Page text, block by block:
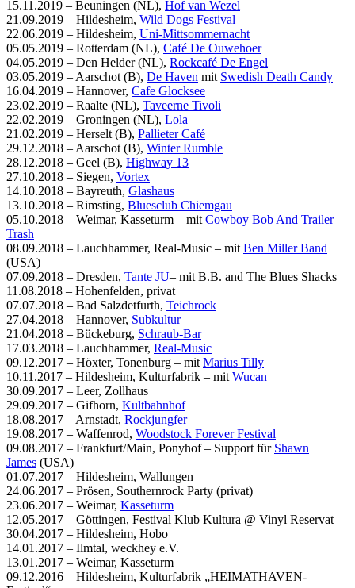
15.11.2019 – Beuningen (NL), Hof van Wezel
21.09.2019 – Hildesheim, Wild Dogs Festival
22.06.2019 – Hildesheim, Uni-Mittsommernacht
05.05.2019 – Rotterdam (NL), Café De Ouwehoer
04.05.2019 – Den Helder (NL), Rockcafé De Engel
03.05.2019 – Aarschot (B), De Haven mit Swedish Death Candy
16.04.2019 – Hannover, Cafe Glocksee
23.02.2019 – Raalte (NL), Taveerne Tivoli
22.02.2019 – Groningen (NL), Lola
21.02.2019 – Herselt (B), Pallieter Café
29.12.2018 – Aarschot (B), Winter Rumble
28.12.2018 – Geel (B), Highway 13
27.10.2018 – Siegen, Vortex
14.10.2018 – Bayreuth, Glashaus
13.10.2018 – Rimsting, Bluesclub Chiemgau
05.10.2018 – Weimar, Kasseturm – mit Cowboy Bob And Trailer
Trash
08.09.2018 – Lauchhammer, Real-Music – mit Ben Miller Band
(USA)
07.09.2018 – Dresden, Tante JU– mit B.B. and The Blues Shacks
11.08.2018 – Hohenfelden, privat
07.07.2018 – Bad Salzdetfurth, Teichrock
27.04.2018 – Hannover, Subkultur
21.04.2018 – Bückeburg, Schraub-Bar
17.03.2018 – Lauchhammer, Real-Music
09.12.2017 – Höxter, Tonenburg – mit Marius Tilly
10.11.2017 – Hildesheim, Kulturfabrik – mit Wucan
30.09.2017 – Leer, Zollhaus
29.09.2017 – Gifhorn, Kultbahnhof
18.08.2017 – Arnstadt, Rockjungfer
19.08.2017 – Waffenrod, Woodstock Forever Festival
09.08.2017 – Frankfurt/Main, Ponyhof – Support für Shawn
James (USA)
01.07.2017 – Hildesheim, Wallungen
24.06.2017 – Prösen, Southernrock Party (privat)
23.06.2017 – Weimar, Kasseturm
12.05.2017 – Göttingen, Festival Klub Kultura @ Vinyl Reservat
30.04.2017 – Hildesheim, Hobo
14.01.2017 – Ilmtal, weckhey e.V.
13.01.2017 – Weimar, Kasseturm
09.12.2016 – Hildesheim, Kulturfabrik „HEIMATHAVEN-